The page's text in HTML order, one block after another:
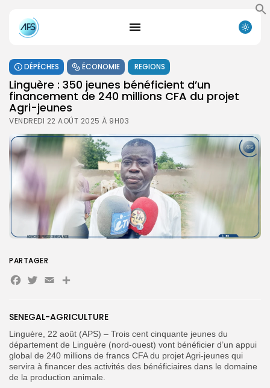
for:
Button
FR
DÉPÊCHES ÉCONOMIE REGIONS
Linguère : 350 jeunes bénéficient d’un
financement de 240 millions CFA du projet
Agri-jeunes
VENDREDI 22 AOÛT 2025 À 9H03
SENEGAL-AGRICULTURE
Linguère, 22 août (APS) – Trois cent cinquante jeunes du
département de Linguère (nord-ouest) vont bénéficier d’un appui
global de 240 millions de francs CFA du projet Agri-jeunes qui
servira à financer des activités des bénéficiaires dans le domaine
de la production animale.
PARTAGER
Facebook
Twitter
EmailPartager